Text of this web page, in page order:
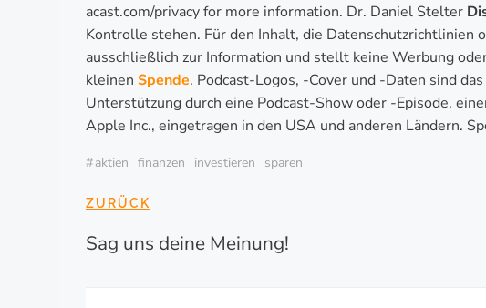
acast.com/privacy for more information. Dr. Daniel Stelter
Kontrolle stehen. Für den Inhalt, die
ausschließlich zur Information und stellt keine Werbung
kleinen Spende. Podcast-Logos, -Cover und -Daten sind
Unterstützung durch eine Podcast-Show oder -Episode,
Apple Inc., eingetragen in den USA und anderen Ländern.
#aktien finanzen investieren sparen
ZURÜCK
Sag uns deine Meinung!